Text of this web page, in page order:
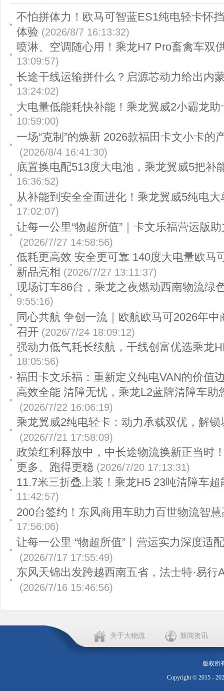
不怕拼体力！欧马可智蓝ES1纯电轻卡怀
体验 (2026/8/7 16:13:32)
喷淋、空调随心用！乘龙H7 Pro畜禽车双
13:09:57)
长途干线运输拼什么？启源芯动力给出内
13:24:02)
大电量低能耗快补能！乘龙翼威2小霸龙
10:59:00)
一场“克制”的焕新 2026款福田卡文小卡的
(2026/8/4 16:41:30)
底置换电配513度大电池，乘龙翼威5把补
16:36:52)
从补能到安全全面进化！乘龙翼威5纯电
17:02:07)
让每一公里“物超所值”｜卡文乐福营运版
(2026/7/27 14:58:56)
低耗更高效 安全更可靠 140度大电量欧马
新品亮相 (2026/7/27 13:11:37)
现场订车86台，乘龙之夜燃动西南物流绿
9:55:16)
同心共航 争创一流｜欧航欧马可2026年
召开 (2026/7/24 18:09:12)
强动力低气耗长续航，干线创富优选乘龙
18:05:56)
福田卡文乐福：重新定义纯电VAN的价值
高效全能 清障无忧，乘龙L2蓝牌清障车助
(2026/7/22 16:06:19)
乘龙翼威2纯电轻卡：动力承载双优，解
(2026/7/21 17:58:09)
政策红利释放中，中长途物流换新正当时
更多、跑得更稳 (2026/7/20 17:13:31)
11.7米三折叠上装！乘龙H5 23吨清障车超
11:42:57)
200台签约！东风商用车助力百世物流智
17:56:06)
让每一公里 “物超所值”丨营运实力深度适
(2026/7/17 17:55:49)
东风天锦出发跨越西南五省，法士特·易行
(2026/7/16 15:46:56)
关于大物流 新闻资讯
版权所
Copyright © 2015 -